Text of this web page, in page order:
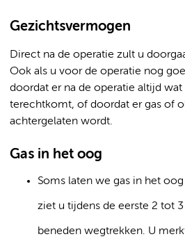
Gezichtsvermogen
Direct na de operatie zult u
Ook als u voor de operatie nog
doordat er na de operatie altijd
terechtkomt, of doordat er gas of
achtergelaten wordt.
Gas in het oog
Soms laten we gas in het
ziet u tijdens de eerste 2 tot
beneden wegtrekken. U